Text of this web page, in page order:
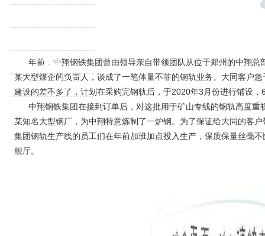
年前，中翔钢铁集团曾由领导亲自带领团队从位于郑州的中翔
某大型煤企的负责人，谈成了一笔体量不菲的钢轨业务。大同客户
建设的差不多了，计划在采购完钢轨后，于2020年3月份进行铺设，
中翔钢铁集团在接到订单后，对这批用于矿山专线的钢轨高度
某知名大型钢厂，为中翔特意炼制了一炉钢。为了保证给大同的客
集团钢轨生产线的员工们在年前加班加点投入生产，保质保量丝毫
舰厅。
道岔
更多产品专题